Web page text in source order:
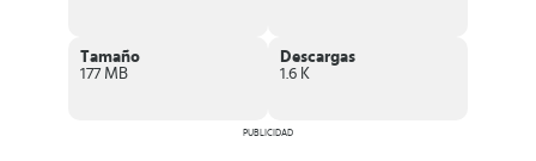
que los gritos de los espectadores te distraigan! Realiza tu mejor
golpe y podrás ganar el campeonato.
Tamaño
177 MB
Descargas
1.6 K
PUBLICIDAD